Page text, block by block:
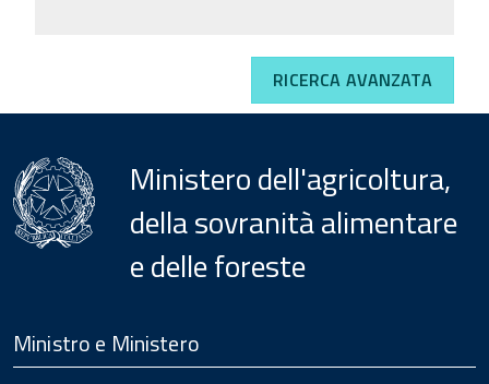
RICERCA AVANZATA
Ministero dell'agricoltura,
della sovranità alimentare
e delle foreste
Footer
Ministro e Ministero